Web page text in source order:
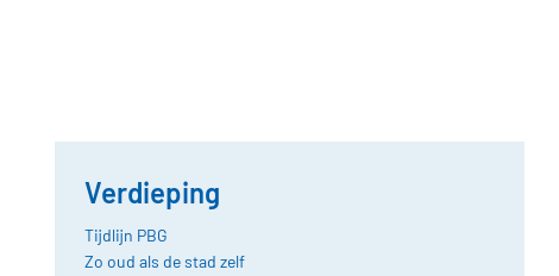
Verdieping
Tijdlijn PBG
Zo oud als de stad zelf